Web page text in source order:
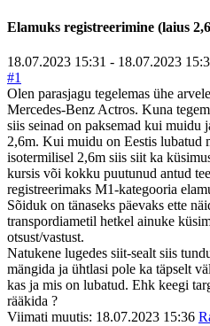
Elamuks registreerimine (laius
18.07.2023 15:31 - 18.07.2023
#1
Olen parasjagu tegelemas ühe
Mercedes-Benz Actros. Kuna
siis seinad on paksemad kui muidu
2,6m. Kui muidu on Eestis lubatud
isotermilisel 2,6m siis siit ka
kursis või kokku puutunud antud
registreerimaks M1-kategooria
Sõiduk on tänaseks päevaks ette
transpordiametil hetkel ainuke
otsust/vastust.
Natukene lugedes siit-sealt siis
mängida ja ühtlasi pole ka täpselt
kas ja mis on lubatud. Ehk keegi
rääkida ?
Viimati muutis: 18.07.2023 15:36